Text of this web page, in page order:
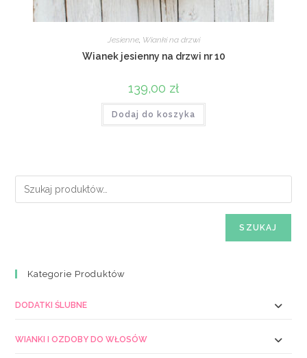
Jesienne, Wianki na drzwi
Wianek jesienny na drzwi nr 10
139,00 zł
Dodaj do koszyka
SZUKAJ
Kategorie Produktów
DODATKI ŚLUBNE
WIANKI I OZDOBY DO WŁOSÓW